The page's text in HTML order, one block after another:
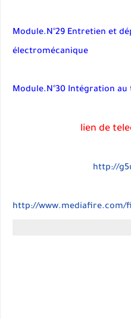
Module.N°29 Entretien et
électromécanique
Module.N°30 Intégration au
lien de
http://
http://www.mediafire.com/